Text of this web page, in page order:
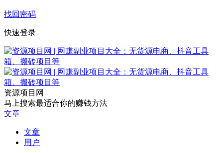
找回密码
快速登录
资源项目网
马上搜索最适合你的赚钱方法
文章
文章
用户